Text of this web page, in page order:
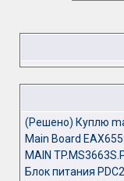
(Решено) Куплю
Main Board
MAIN
Блок питания